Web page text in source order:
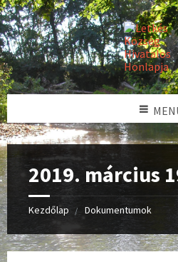
2019. március
Kezdőlap Dokumentumok